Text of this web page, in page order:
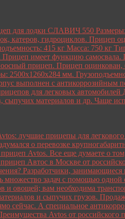
для лодки СЛАВИЧ 550
катеров, гидроциклов. Прицеп
415 кг Масса: 750 кг
имеет функцию
прицеп. Прицеп оцинкован,
2500х1260х284 мм.
выполнен с
для легковых автомобилей
сыпучих материалов и др. Чаще
лучшие прицепы для легкового
о перевозке
Avtos. Все еще думаете о
Автос в Москве от
Разработчики,
множество задач с помощью
и овощей; вам необходима
и сыпучих грузов.
сейчас. А специальное
Avtos от